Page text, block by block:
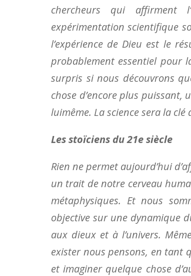
chercheurs qui affirment
expérimentation scientifique
l’expérience de Dieu est le
probablement essentiel pour
surpris si nous découvrons
chose d’encore plus
luimême. La science sera la clé
Les stoïciens du 21e siècle
Rien ne permet aujourd’hui
un trait de notre cerveau
métaphysiques. Et nous
objective sur une dynamique
aux dieux et à l’univers.
exister nous pensons, en tant
et imaginer quelque chose